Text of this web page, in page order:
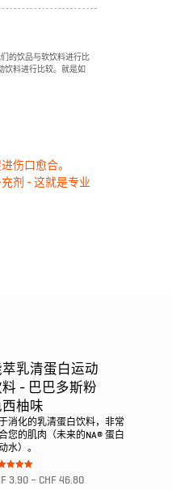
的饮品与软饮料进行比
料进行比较。就是如
伤口愈合。
剂 - 这就是专业
萃乳清蛋白运动
料 - 巴巴多斯粉
西柚味
消化的乳清蛋白饮料，非常
您的肌肉（未来的NA® 蛋白
水）。
mit
3.90 – CHF 46.80